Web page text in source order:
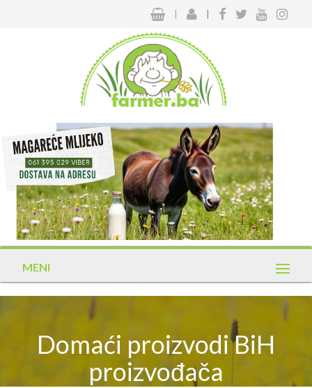
| |
MENI
Domaći proizvodi BiH
proizvođača